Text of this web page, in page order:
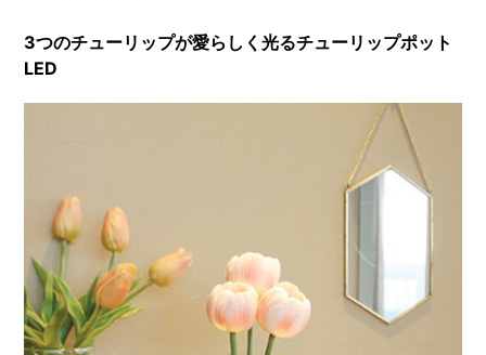
3つのチューリップが愛らしく光るチューリップポット
LED